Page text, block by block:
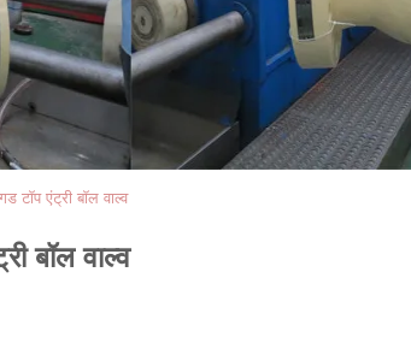
टॉप एंट्री बॉल वाल्व
बॉल वाल्व